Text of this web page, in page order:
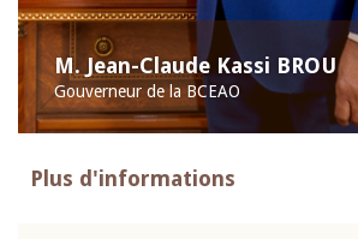
M. Jean-Claude Kassi BROU
Gouverneur de la BCEAO
Plus d'informations